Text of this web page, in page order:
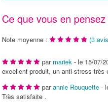
Ce que vous en pensez
Note moyenne : (3
par mariek - le 15/07/
excellent produit, un anti-stress très
parannie Rouquette -
Très satisfaite .